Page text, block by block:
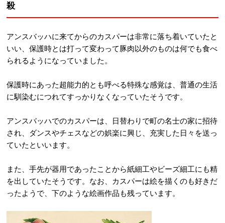
殺
アンスバッハに来てからのカスパーは非常に落ち着いていたと
いい、保護時とは打って変わって豚肉以外のものは何でも食べ
られるようになっていました。
保護時にあった超能力的とも呼べる特殊な感覚は、普通の生活
に馴染むにつれてすっかりなくなっていたそうです。
アンスバッハでのカスパーは、日替わりで町の名士の家に招待
され、ダンスやチェスなどの娯楽に興じ、充実した日々を送っ
ていたといいます。
また、手先が器用であったことから紙細工やビーズ細工にも精
を出していたそうです。なお、カスパーは絵を描くのも好きだ
ったようで、下のような絵画作品も残っています。